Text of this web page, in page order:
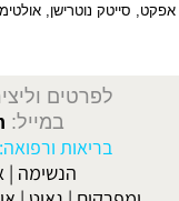
אפקט, סייטק נוטרישן,
לפרטים וליצירת
במייל:
בריאות ורפואה:
הנשימה |